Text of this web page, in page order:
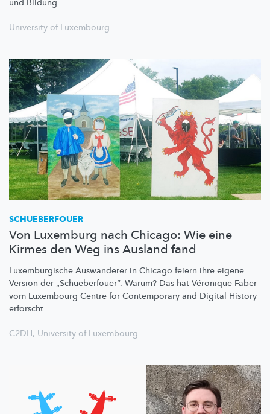
und Bildung.
University of Luxembourg
SCHUEBERFOUER
Von Luxemburg nach Chicago: Wie eine
Kirmes den Weg ins Ausland fand
Luxemburgische Auswanderer in Chicago feiern ihre eigene
Version der „Schueberfouer“. Warum? Das hat Véronique Faber
vom Luxembourg Centre for Contemporary and Digital History
erforscht.
C2DH, University of Luxembourg